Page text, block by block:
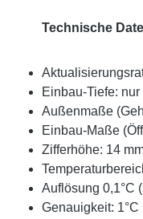
Technische
Einbau-Tiefe: nur
Außenmaße
Einbau-Maße
Zifferhöhe: 14
Auflösung 0,1°C
Genauigkeit: 1°C